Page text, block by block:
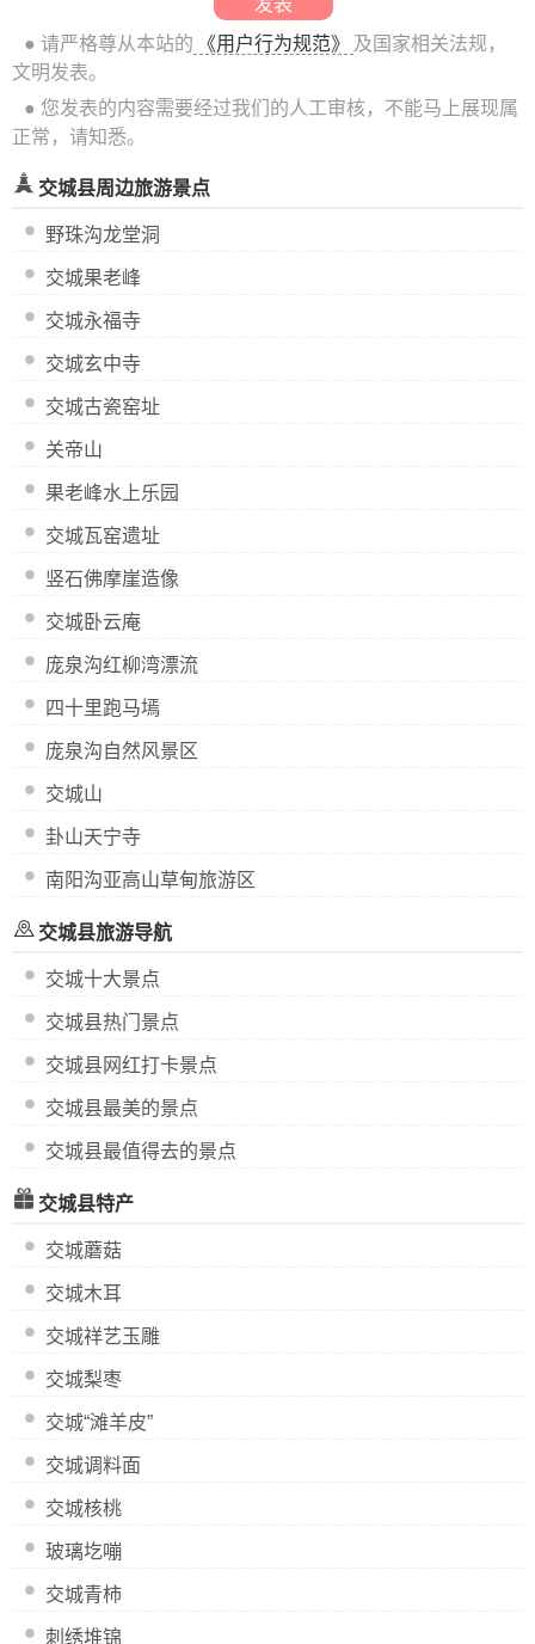
● 请严格尊从本站的 《用户行为规范》
及国家相关法规，
文明发表。
● 您发表的内容需要经过我们的人工审核，不能马上展现属
正常，请知悉。
交城县周边旅游景点
野珠沟龙堂洞
交城果老峰
交城永福寺
交城玄中寺
交城古瓷窑址
关帝山
果老峰水上乐园
交城瓦窑遗址
竖石佛摩崖造像
交城卧云庵
庞泉沟红柳湾漂流
四十里跑马墕
庞泉沟自然风景区
交城山
卦山天宁寺
南阳沟亚高山草甸旅游区
交城县旅游导航
交城十大景点
交城县热门景点
交城县网红打卡景点
交城县最美的景点
交城县最值得去的景点
交城县特产
交城蘑菇
交城木耳
交城祥艺玉雕
交城梨枣
交城“滩羊皮”
交城调料面
交城核桃
玻璃圪嘣
交城青柿
刺绣堆锦